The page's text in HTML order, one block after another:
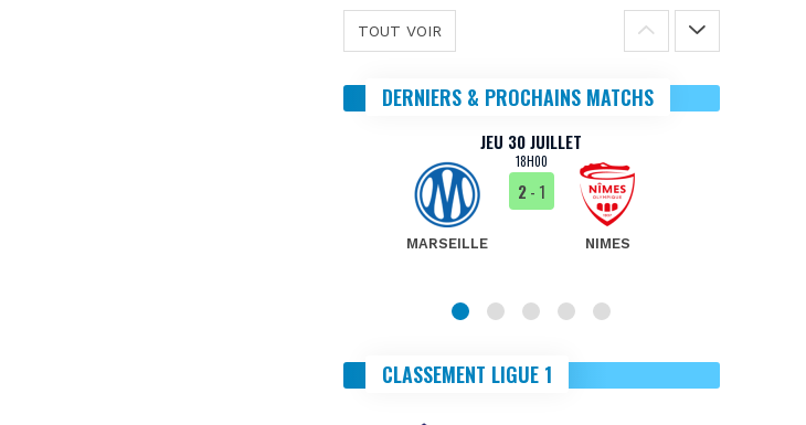
TOUT VOIR
DERNIERS & PROCHAINS MATCHS
JEU 30 JUILLET
18H00
MARSEILLE
2- 1
NIMES
CLASSEMENT LIGUE 1